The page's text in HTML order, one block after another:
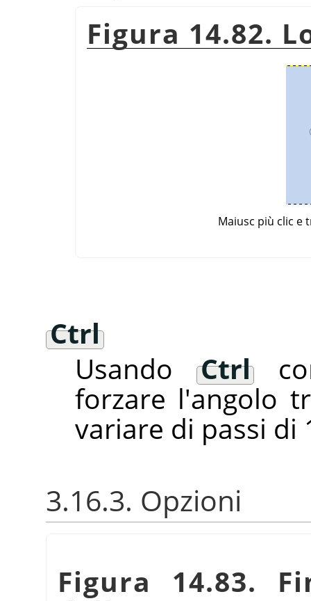
Figura 14.82.
Maiusc più clic e
Ctrl
Usando
Ctrl
forzare l'angolo
variare di passi di
3.16.3. Opzioni
Figura 14.83.